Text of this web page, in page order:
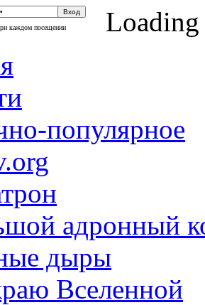
каждом посещении
Loading
популярное
адронный
дыры
Вселенной